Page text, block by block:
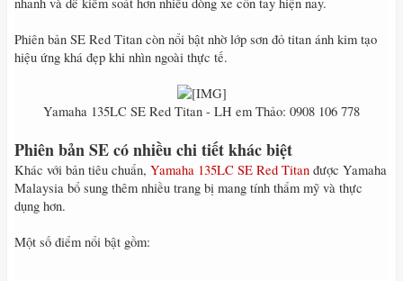
nhanh và dễ kiểm soát hơn nhiều dòng xe côn tay hiện nay.
Phiên bản SE Red Titan còn nổi bật nhờ lớp sơn đỏ titan ánh kim tạo
hiệu ứng khá đẹp khi nhìn ngoài thực tế.
Yamaha 135LC SE Red Titan - LH em Thảo: 0908 106 778​
Phiên bản SE có nhiều chi tiết khác biệt
Khác với bản tiêu chuẩn, Yamaha 135LC SE Red Titan được Yamaha
Malaysia bổ sung thêm nhiều trang bị mang tính thẩm mỹ và thực
dụng hơn.
Một số điểm nổi bật gồm: